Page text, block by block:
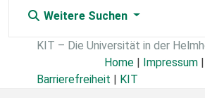
Weitere Suchen
KIT – Die Universität in der
Home | Impressum |
Barrierefreiheit | KIT